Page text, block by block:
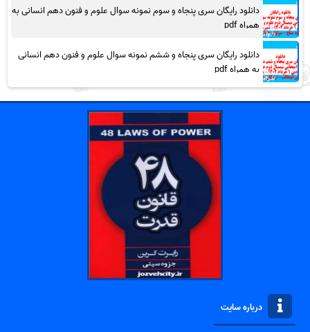
دانلود رایگان سری پنجاه و سوم نمونه سوال علوم و فنون دهم انسانی به
همراه pdf
دانلود رایگان سری پنجاه و ششم نمونه سوال علوم و فنون دهم انسانی
به همراه pdf
درباره سایت